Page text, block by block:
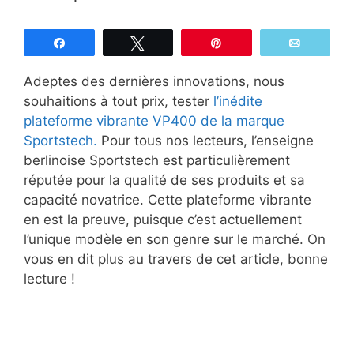
Adeptes des dernières innovations, nous
souhaitions à tout prix, tester l’inédite
plateforme vibrante VP400 de la marque
Sportstech. Pour tous nos lecteurs, l’enseigne
berlinoise Sportstech est particulièrement
réputée pour la qualité de ses produits et sa
capacité novatrice. Cette plateforme vibrante
en est la preuve, puisque c’est actuellement
l’unique modèle en son genre sur le marché. On
vous en dit plus au travers de cet article, bonne
lecture !